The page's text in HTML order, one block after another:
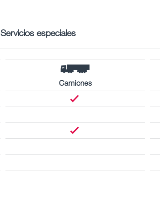
Servicios especiales
Camiones